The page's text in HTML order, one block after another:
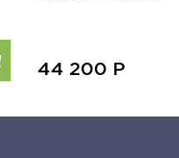
44 200 Р